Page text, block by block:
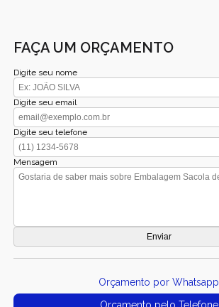
FAÇA UM ORÇAMENTO
Digite seu nome
Digite seu email
Digite seu telefone
Mensagem
Orçamento por Whatsapp
Orçamento pelo Telefone